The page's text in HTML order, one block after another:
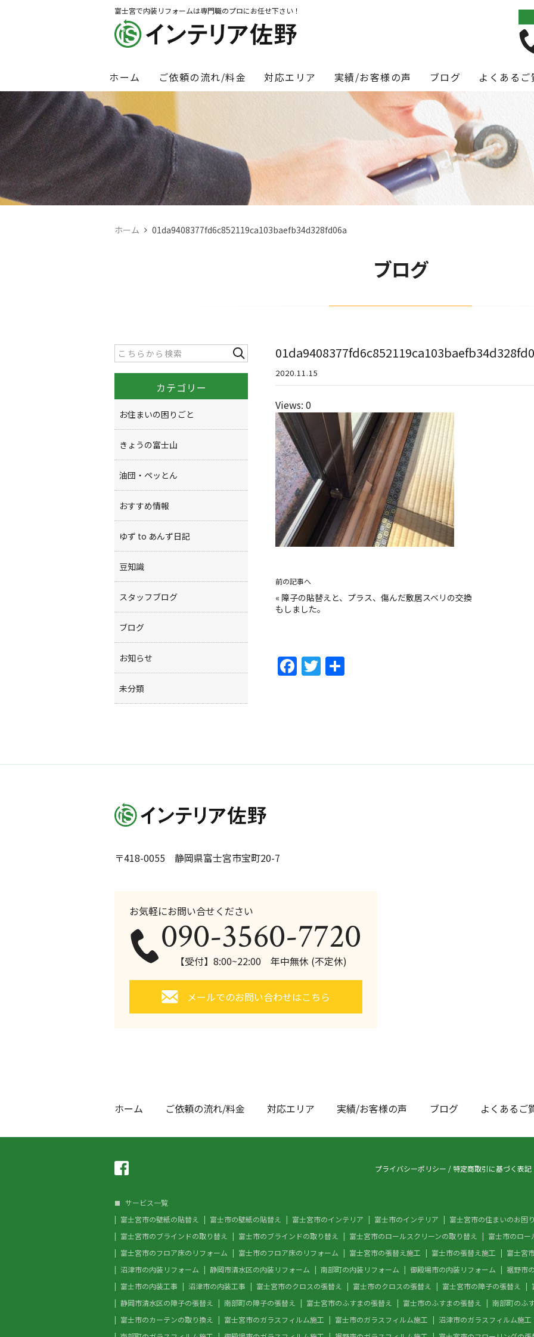
富士宮で内装リフォームは専門職のプロにお任せ下さい！
ホーム ご依頼の流れ/料金 対応エリア 実績/お客様の声 ブログ よくあるご
ホーム 01da9408377fd6c852119ca103baefb34d328fd06a
ブログ
2020.11.15
Views: 0
前の記事へ
« 障子の貼替えと、プラス、傷んだ敷居スベリの交換
もしました。
F
o
T
カテゴリー
お住まいの困りごと
きょうの富士山
油団・ペッとん
おすすめ情報
ゆず to あんず日記
豆知識
スタッフブログ
ブログ
お知らせ
未分類
〒418-0055 静岡県富士宮市宝町20-7
お気軽にお問い合せください
090-3560-7720
【受付】8:00~22:00 年中無休 (不定休)
メールでのお問い合わせはこちら
ホーム ご依頼の流れ/料金 対応エリア 実績/お客様の声 ブログ よくあるご
プライバシーポリシー /特定商取引に基づく表記
サービス一覧
富士宮市の壁紙の貼替え
富士市の壁紙の貼替え 富士宮市のインテリア 富士市のインテリア
富士宮市の住まいのお困
富士宮市のブラインドの取り替え
富士市のブラインドの取り替え 富士宮市のロールスクリーンの取り替え
富士市のロー
富士宮市のフロア床のリフォーム
富士市のフロア床のリフォーム 富士宮市の張替え施工 富士市の張替え施工
富士宮
沼津市の内装リフォーム
静岡市清水区の内装リフォーム 南部町の内装リフォーム 御殿場市の内装リフォーム
裾野市
富士市の内装工事
沼津市の内装工事 富士宮市のクロスの張替え 富士市のクロスの張替え 富士宮市の障子の張替え
静岡市清水区の障子の張替え
南部町の障子の張替え 富士宮市のふすまの張替え 富士市のふすまの張替え
南部町のふ
富士市のカーテンの取り換え
富士宮市のガラスフィルム施工 富士市のガラスフィルム施工
沼津市のガラスフィルム施工